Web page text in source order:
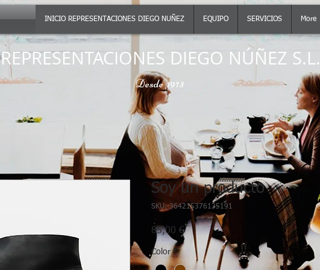
INICIO REPRESENTACIONES DIEGO NUÑEZ EQUIPO SERVICIOS More
REPRESENTACIONES DIEGO NÚÑEZ S.L.
Desde 1973
Soy un producto
SKU: 364215376135191
85,00 €Precio
Color *